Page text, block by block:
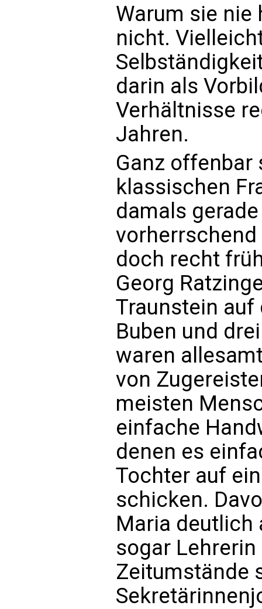
Warum sie nie
nicht.
darin als
Verhältnisse
Jahren.
Ganz
klassischen
damals
doch recht
Georg
Traunstein auf
Buben und
waren
von
meisten
einfache
denen es
Tochter auf
schicken.
Maria deutlich
sogar
Zeitumstände